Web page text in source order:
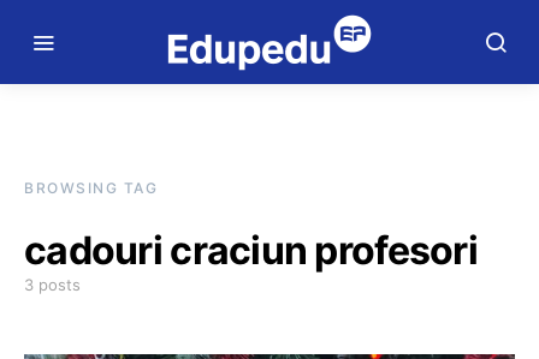
BROWSING TAG
cadouri craciun profesori
3 posts